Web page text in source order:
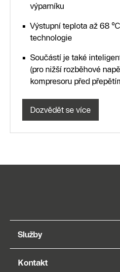
výparníku
Výstupní teplota až 68
technologie
Součástí je také
(pro nižší rozběhové
kompresoru před
Dozvědět se více
Služby
Kontakt